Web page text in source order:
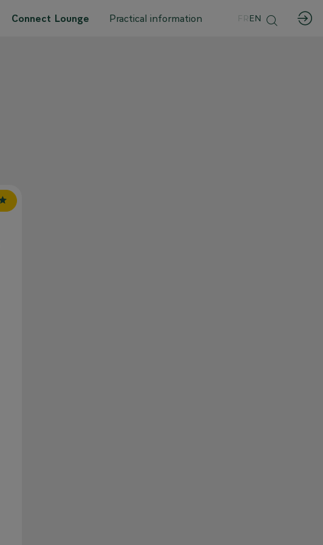
Connect Lounge Practical information FREN